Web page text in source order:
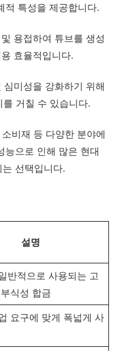
적 특성을 제공합니다.
용접하여 튜브를 생성
효율적입니다.
미성을 강화하기 위해
거칠 수 있습니다.
비재 등 다양한 분야에
능으로 인해 많은 현대
선택입니다.
설명
반적으로 사용되는 고
식성 합금
요구에 맞게 폭넓게 사